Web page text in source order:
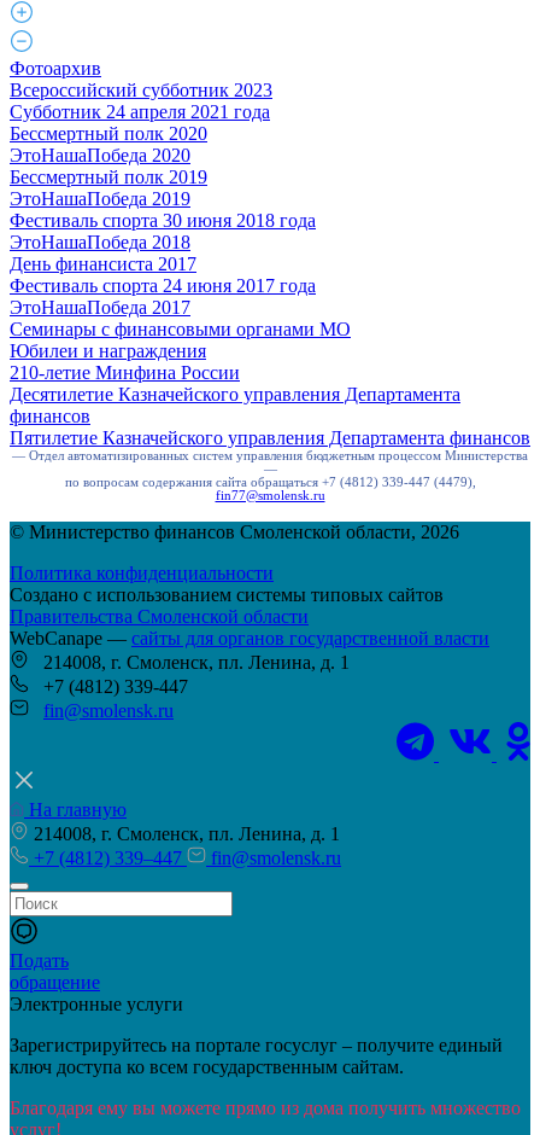
Фотоархив
Всероссийский субботник 2023
Субботник 24 апреля 2021 года
Бессмертный полк 2020
ЭтоНашаПобеда 2020
Бессмертный полк 2019
ЭтоНашаПобеда 2019
Фестиваль спорта 30 июня 2018 года
ЭтоНашаПобеда 2018
День финансиста 2017
Фестиваль спорта 24 июня 2017 года
ЭтоНашаПобеда 2017
Семинары с финансовыми органами МО
Юбилеи и награждения
210-летие Минфина России
Десятилетие Казначейского управления Департамента
финансов
Пятилетие Казначейского управления Департамента финансов
— Отдел автоматизированных систем управления бюджетным процессом Министерства
—
по вопросам содержания сайта обращаться +7 (4812) 339-447 (4479),
fin77@smolensk.ru
© Министерство финансов Смоленской области, 2026
Политика конфиденциальности
Создано с использованием системы типовых сайтов
Правительства Смоленской области
WebCanape — сайты для органов государственной власти
214008, г. Смоленск, пл. Ленина, д. 1
+7 (4812) 339-447
fin@smolensk.ru
На главную
214008, г. Смоленск, пл. Ленина, д. 1
+7 (4812) 339–447
fin@smolensk.ru
Подать
обращение
Электронные услуги
Зарегистрируйтесь на портале госуслуг – получите единый
ключ доступа ко всем государственным сайтам.
Благодаря ему вы можете прямо из дома получить множество
услуг!